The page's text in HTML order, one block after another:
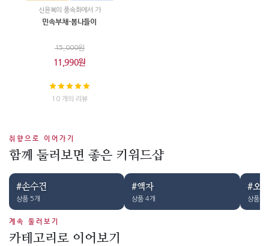
신윤복의 풍속화에서 가
민속부채-봄나들이
15,000원
11,990원
10 개의 리뷰
취향으로 이어가기
함께 둘러보면 좋은 키워드샵
#손수건
상품 5개
#액자
상품 4개
#오
상품 3
계속 둘러보기
카테고리로 이어보기